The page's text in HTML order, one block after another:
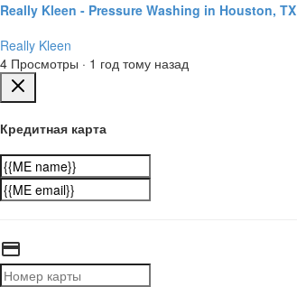
Really Kleen - Pressure Washing in Houston, TX
Really Kleen
4 Просмотры · 1 год тому назад
Кредитная карта